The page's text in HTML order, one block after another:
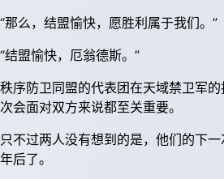
“那么，结盟愉快，愿胜利属于我们。”
“结盟愉快，厄翁德斯。”
秩序防卫同盟的代表团在天域禁卫军
次会面对双方来说都至关重要。
只不过两人没有想到的是，他们的下
年后了。